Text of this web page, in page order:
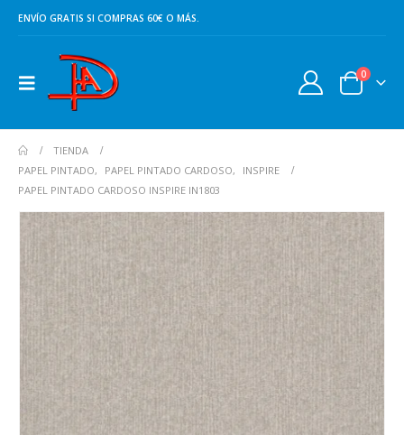
ENVÍO GRATIS SI COMPRAS 60€ O MÁS.
0
TIENDA
PAPEL PINTADO, PAPEL PINTADO CARDOSO,
INSPIRE
PAPEL PINTADO CARDOSO INSPIRE IN1803